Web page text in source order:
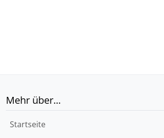
Mehr über...
Startseite